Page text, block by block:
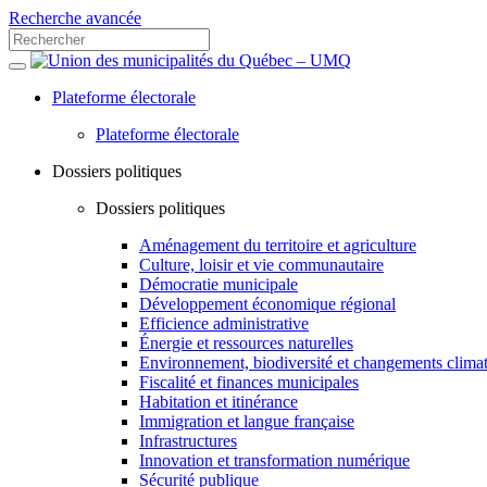
Recherche avancée
Plateforme électorale
Plateforme électorale
Dossiers politiques
Dossiers politiques
Aménagement du territoire et agriculture
Culture, loisir et vie communautaire
Démocratie municipale
Développement économique régional
Efficience administrative
Énergie et ressources naturelles
Environnement, biodiversité et changements
Fiscalité et finances municipales
Habitation et itinérance
Immigration et langue française
Infrastructures
Innovation et transformation numérique
Sécurité publique